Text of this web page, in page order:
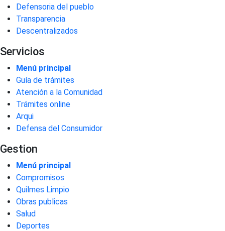
Defensoria del pueblo
Transparencia
Descentralizados
Servicios
Menú principal
Guía de trámites
Atención a la Comunidad
Trámites online
Arqui
Defensa del Consumidor
Gestion
Menú principal
Compromisos
Quilmes Limpio
Obras publicas
Salud
Deportes